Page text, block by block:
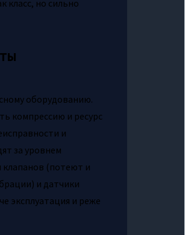
класс, но сильно
оборудованию.
компрессию и ресурс
и
за уровнем
клапанов (потеют и
и датчики
эксплуатация и реже